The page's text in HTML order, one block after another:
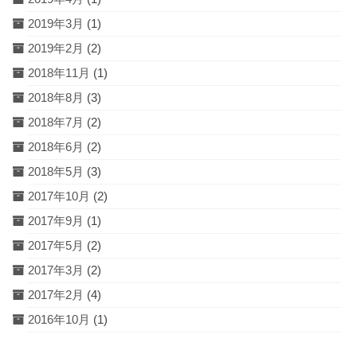
2019年3月 (1)
2019年2月 (2)
2018年11月 (1)
2018年8月 (3)
2018年7月 (2)
2018年6月 (2)
2018年5月 (3)
2017年10月 (2)
2017年9月 (1)
2017年5月 (2)
2017年3月 (2)
2017年2月 (4)
2016年10月 (1)